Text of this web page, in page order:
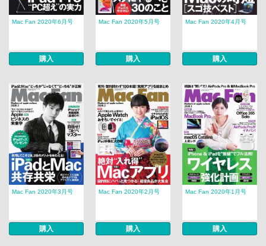
Mac Fan 2020年6月号
購入
Mac Fan 2020年5月号
購入
Mac Fan 2020年4月号
購入
Mac Fan 2020年3月号
購入
Mac Fan 2020年2月号
購入
Mac Fan 2020年1月号
購入